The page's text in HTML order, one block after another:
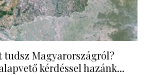
tudsz Magyarországról?
kérdéssel hazánk...